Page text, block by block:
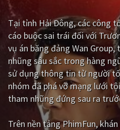
Võ thuật - Kiếm hiệp
Kinh dị
Phiêu lưu
Viễn tưởng
Hoạt hình
Tình cảm - Lãng mạn
Tại tỉnh Hải Đông, các công
cáo buộc sai trái đối với
vụ án băng đảng Wan
nhũng sâu sắc trong hàng
sử dụng thông tin từ người
nhóm đã phá vỡ mạng lưới
tham nhũng đứng sau ra
Trên nền tảngPhimFun,